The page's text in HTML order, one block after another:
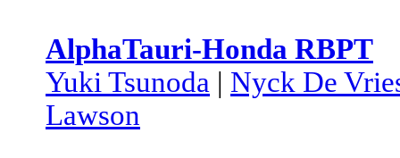
AlphaTauri-Honda RBPT
Yuki Tsunoda | Nyck De
Lawson